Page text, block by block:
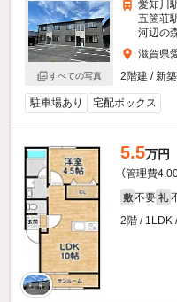
すべての写真
愛知川
五箇荘
河辺の
滋賀県
2階建 / 新
駐車場あり 宅配ボックス
5.5万円
（管理費
敷 不要 礼
2階 / 1LDK